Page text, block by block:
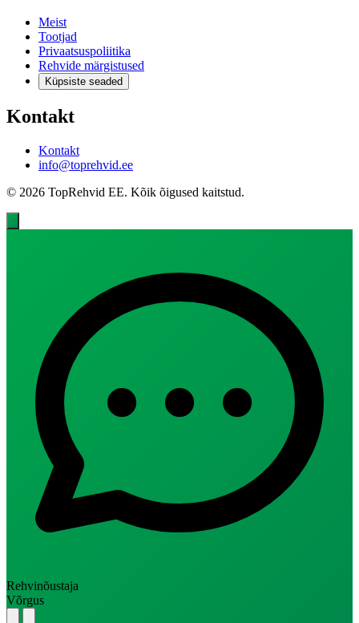
Meist
Tootjad
Privaatsuspoliitika
Rehvide märgistused
Küpsiste seaded
Kontakt
Kontakt
info@toprehvid.ee
© 2026 TopRehvid EE. Kõik õigused kaitstud.
Rehvinõustaja
Võrgus